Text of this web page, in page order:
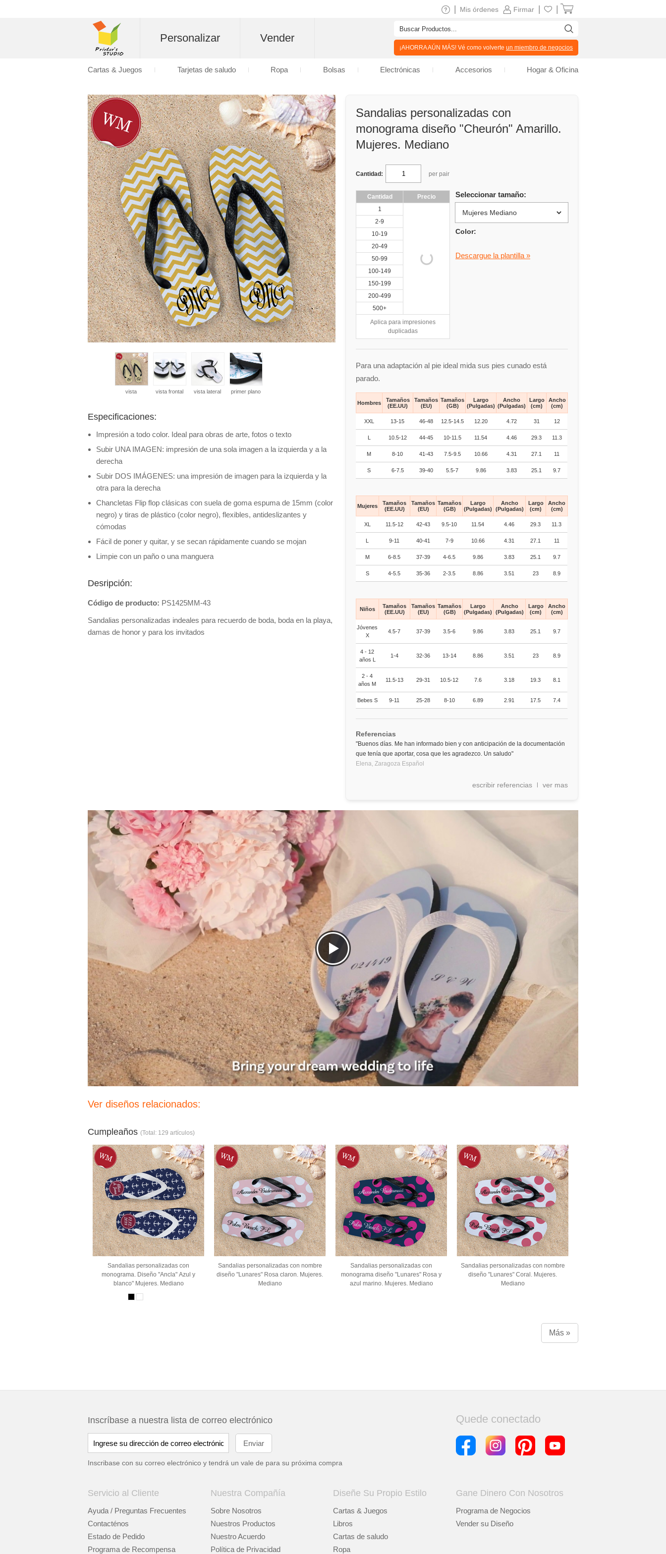
Sandalias personalizadas con
monograma diseño "Cheurón" Amarillo.
Mujeres. Mediano
Cantidad: per pair
Cantidad
Precio
1
2-9
10-19
20-49
50-99
100-149
150-199
200-499
500+
Aplica para impresiones
duplicadas
Seleccionar tamaño:
Color:
Descargue la plantilla »
Para una adaptación al pie ideal mida sus pies cunado está
parado.
Hombres
Tamaños
(EE.UU)
Tamaños
(EU)
Tamaños
(GB)
Largo
(Pulgadas)
Ancho
(Pulgadas)
Largo
(cm)
Ancho
(cm)
XXL 13-15 46-48 12.5-14.5 12.20 4.72 31 12
L 10.5-12 44-45 10-11.5 11.54 4.46 29.3 11.3
M 8-10 41-43 7.5-9.5 10.66 4.31 27.1 11
S 6-7.5 39-40 5.5-7 9.86 3.83 25.1 9.7
Mujeres
Tamaños
(EE.UU)
Tamaños
(EU)
Tamaños
(GB)
Largo
(Pulgadas)
Ancho
(Pulgadas)
Largo
(cm)
Ancho
(cm)
XL 11.5-12 42-43 9.5-10 11.54 4.46 29.3 11.3
L 9-11 40-41 7-9 10.66 4.31 27.1 11
M 6-8.5 37-39 4-6.5 9.86 3.83 25.1 9.7
S 4-5.5 35-36 2-3.5 8.86 3.51 23 8.9
Niños
Tamaños
(EE.UU)
Tamaños
(EU)
Tamaños
(GB)
Largo
(Pulgadas)
Ancho
(Pulgadas)
Largo
(cm)
Ancho
(cm)
Jóvenes
X
4.5-7 37-39 3.5-6 9.86 3.83 25.1 9.7
4 - 12
años L
1-4 32-36 13-14 8.86 3.51 23 8.9
2 - 4
años M
11.5-13 29-31 10.5-12 7.6 3.18 19.3 8.1
Bebes S 9-11 25-28 8-10 6.89 2.91 17.5 7.4
Referencias
"Buenos días. Me han informado bien y con anticipación de la documentación
que tenía que aportar, cosa que les agradezco. Un saludo"
Elena, Zaragoza Español
escribir referencias ver mas
vista vista frontal vista lateral primer plano
Especificaciones:
Impresión a todo color. Ideal para obras de arte, fotos o texto
Subir UNA IMAGEN: impresión de una sola imagen a la izquierda y a la
derecha
Subir DOS IMÁGENES: una impresión de imagen para la izquierda y la
otra para la derecha
Chancletas Flip flop clásicas con suela de goma espuma de 15mm (color
negro) y tiras de plástico (color negro), flexibles, antideslizantes y
cómodas
Fácil de poner y quitar, y se secan rápidamente cuando se mojan
Limpie con un paño o una manguera
Desripción:
Código de producto: PS1425MM-43
Sandalias personalizadas indeales para recuerdo de boda, boda en la playa,
damas de honor y para los invitados
Ver diseños relacionados:
Cumpleaños (Total: 129 artículos)
Sandalias personalizadas con
monograma. Diseño "Ancla" Azul y
blanco" Mujeres. Mediano
Sandalias personalizadas con nombre
diseño "Lunares" Rosa claron. Mujeres.
Mediano
Sandalias personalizadas con
monograma diseño "Lunares" Rosa y
azul marino. Mujeres. Mediano
Sandalias personalizadas con nombre
diseño "Lunares" Coral. Mujeres.
Mediano
Más »
Inscríbase a nuestra lista de correo electrónico
Inscribase con su correo electrónico y tendrá un vale de para su próxima compra
Quede conectado
Servicio al Cliente
Ayuda / Preguntas Frecuentes
Contacténos
Estado de Pedido
Programa de Recompensa
Nuestra Compañía
Sobre Nosotros
Nuestros Productos
Nuestro Acuerdo
Política de Privacidad
Diseñe Su Propio Estilo
Cartas & Juegos
Libros
Cartas de saludo
Ropa
Gane Dinero Con Nosotros
Programa de Negocios
Vender su Diseño
Firmar
Mis órdenes
Personalizar Vender
¡AHORRA AÚN MÁS! Vé como volverte un miembro de negocios
Cartas & Juegos Tarjetas de saludo Ropa Bolsas Electrónicas Accesorios Hogar & Oficina